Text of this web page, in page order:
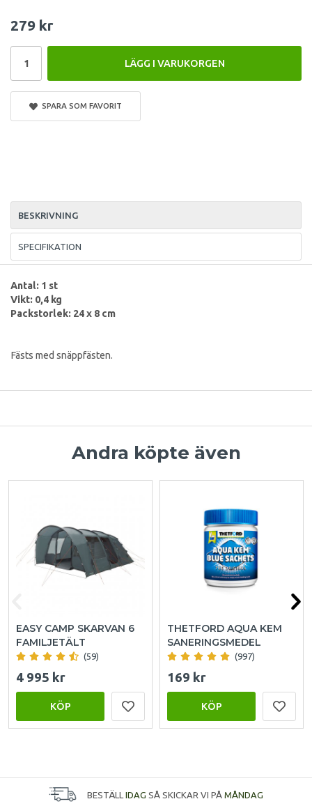
279 kr
LÄGG I VARUKORGEN
SPARA SOM FAVORIT
BESKRIVNING
SPECIFIKATION
Antal: 1 st
Vikt: 0,4 kg
Packstorlek: 24 x 8 cm
Fästs med snäppfästen.
Andra köpte även
EASY CAMP SKARVAN 6
FAMILJETÄLT
(59)
4 995 kr
KÖP
THETFORD AQUA KEM
SANERINGSMEDEL
(997)
169 kr
KÖP
BESTÄLL IDAG SÅ SKICKAR VI PÅ MÅNDAG